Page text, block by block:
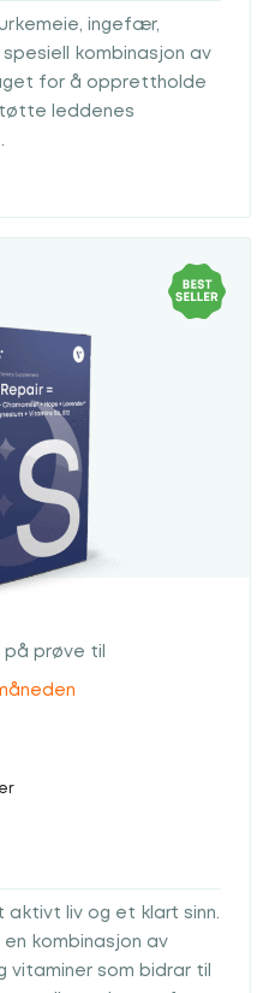
ingefær,
kombinasjon av
for å opprettholde
leddenes
på prøve til
aktivt liv og et klart sinn.
kombinasjon av
vitaminer som bidrar til